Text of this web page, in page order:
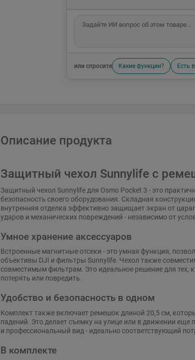
или спросите Какие функции? Есть
Описание продукта
Защитный чехол Sunnylife с
Защитный чехол Sunnylife для Osmo Pocket 3 - это
безопасность своего оборудования. Складная
внутренняя отделка эффективно защищает экран от
ударов и механических повреждений - независимо от
Умное хранение аксессуаров
Встроенные магнитные отсеки - это умная функция,
объективы DJI и фильтры Sunnylife. Чехол также
совместимым фильтрам. Это идеальное решение для тех,
потерять или повредить.
Удобство и безопасность в одном
Комплект также включает ремешок длиной 20,5 см,
падений. Это делает съемку на улице или в движении еще
и профессиональный вид - идеально соответствующий
В комплекте